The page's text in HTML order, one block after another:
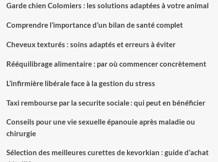
Garde chien Colomiers : les solutions adaptées à votre animal
Comprendre l’importance d’un bilan de santé complet
Cheveux texturés : soins adaptés et erreurs à éviter
Rééquilibrage alimentaire : par où commencer concrètement
L’infirmière libérale face à la gestion du stress
Taxi rembourse par la securite sociale : qui peut en bénéficier
Conseils pour une vie sexuelle épanouie après maladie ou
chirurgie
Sélection des meilleures curettes de kevorkian : guide d’achat